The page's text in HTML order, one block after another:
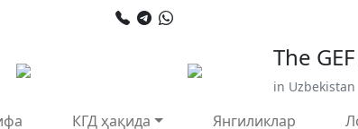
The
in Uzbekistan
КГД ҳақида Янгиликлар